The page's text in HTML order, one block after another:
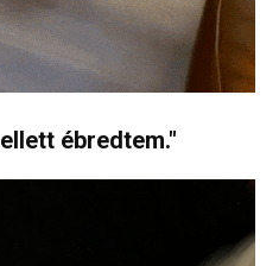
ébredtem."